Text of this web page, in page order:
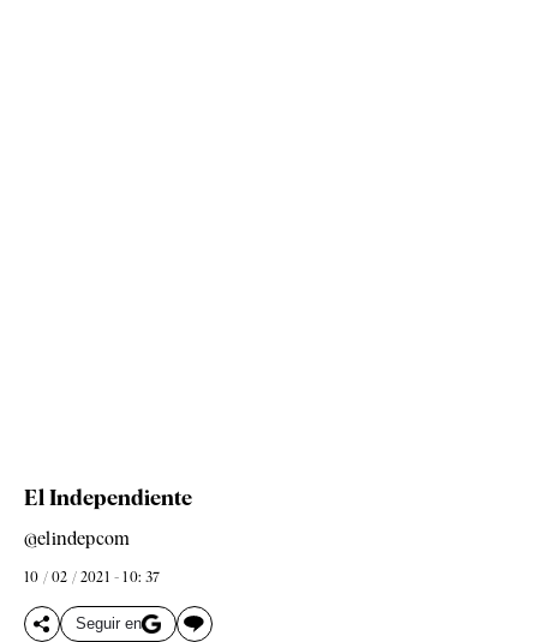
El Independiente
@elindepcom
10 / 02 / 2021 - 10: 37
Seguir en